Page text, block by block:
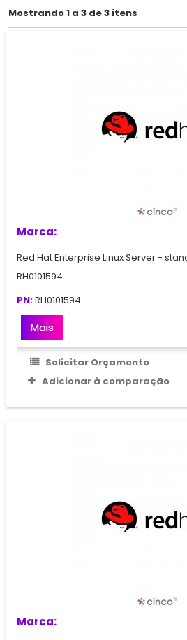
Mostrando 1 a 3 de 3 itens
Marca:
Red Hat Enterprise Linux Server -
RH0101594
PN:RH0101594
Mais
Solicitar Orçamento
Adicionar à comparação
Marca: